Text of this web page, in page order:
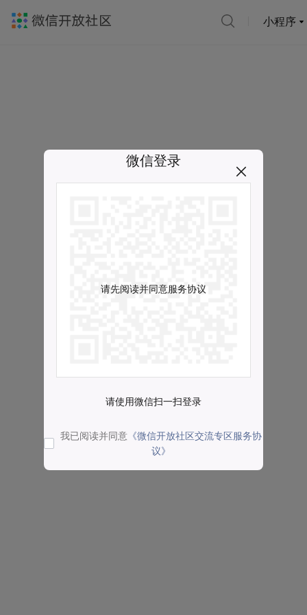
小程序
微信登录
请先阅读并同意服务协议
请使用微信扫一扫登录
我已阅读并同意 《微信开放社区交流专区服务协
议》